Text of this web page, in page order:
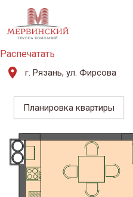
Распечатать
г. Рязань, ул. Фирсова
Планировка квартиры